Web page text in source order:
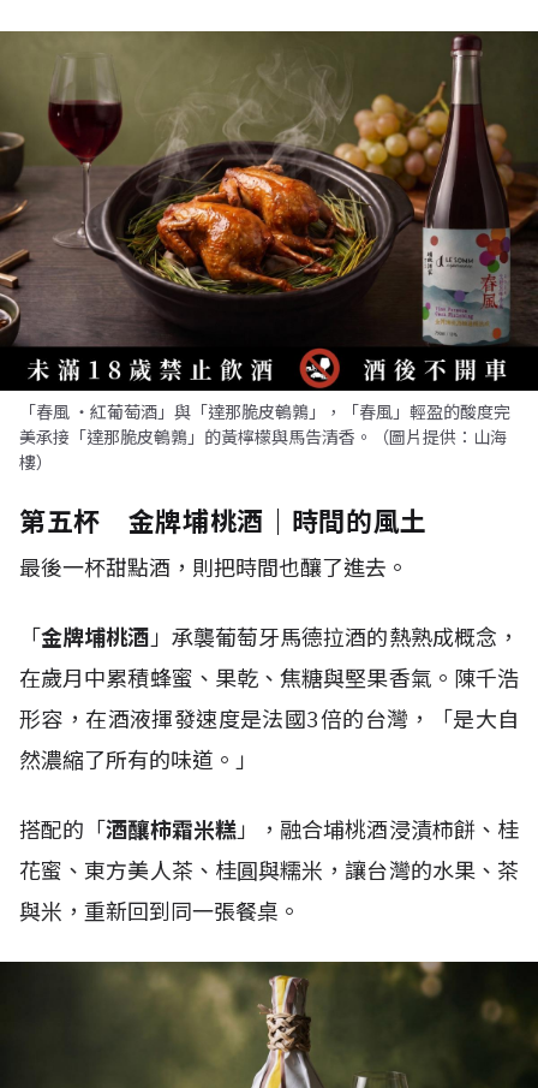
「春風 ・紅葡萄酒」與「達那脆皮鵪鶉」，「春風」輕盈的酸度完
美承接「達那脆皮鵪鶉」的黃檸檬與馬告清香。（圖片提供：山海
樓）
第五杯 金牌埔桃酒｜時間的風土
最後一杯甜點酒，則把時間也釀了進去。
「金牌埔桃酒」承襲葡萄牙馬德拉酒的熱熟成概念，
在歲月中累積蜂蜜、果乾、焦糖與堅果香氣。陳千浩
形容，在酒液揮發速度是法國3倍的台灣，「是大自
然濃縮了所有的味道。」
搭配的「酒釀柿霜米糕」，融合埔桃酒浸漬柿餅、桂
花蜜、東方美人茶、桂圓與糯米，讓台灣的水果、茶
與米，重新回到同一張餐桌。